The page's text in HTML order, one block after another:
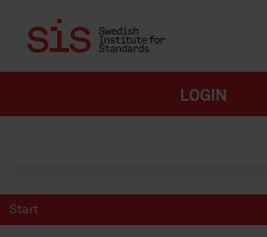
LOGIN
Start